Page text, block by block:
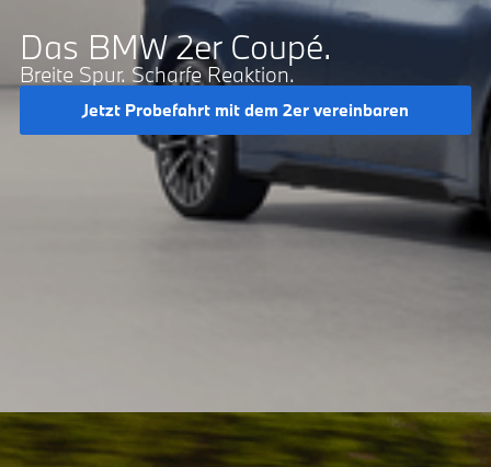
Das BMW 2er Coupé.
Breite Spur. Scharfe Reaktion.
Jetzt Probefahrt mit dem 2er vereinbaren